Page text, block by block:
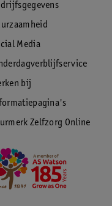
Media
bij
Zelfzorg Online